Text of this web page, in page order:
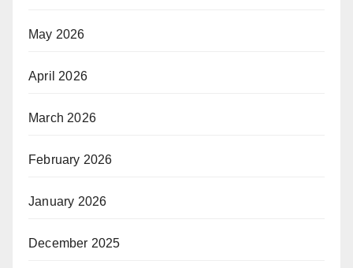
May 2026
April 2026
March 2026
February 2026
January 2026
December 2025